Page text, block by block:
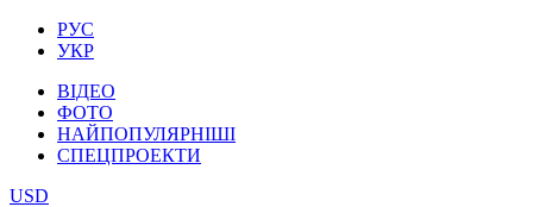
РУС
УКР
ВІДЕО
ФОТО
НАЙПОПУЛЯРНІШІ
СПЕЦПРОЕКТИ
USD